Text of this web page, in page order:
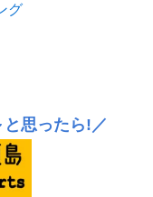
グ
思ったら!／